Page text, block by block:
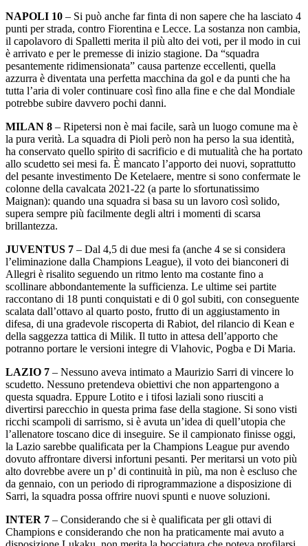
NAPOLI 10 – Si può anche far finta di non sapere che ha lasciato 4
punti per strada, contro Fiorentina e Lecce. La sostanza non cambia,
il capolavoro di Spalletti merita il più alto dei voti, per il modo in cui
è arrivato e per le premesse di inizio stagione. Da “squadra
pesantemente ridimensionata” causa partenze eccellenti, quella
azzurra è diventata una perfetta macchina da gol e da punti che ha
tutta l’aria di voler continuare così fino alla fine e che dal Mondiale
potrebbe subire davvero pochi danni.
MILAN 8 – Ripetersi non è mai facile, sarà un luogo comune ma è
la pura verità. La squadra di Pioli però non ha perso la sua identità,
ha conservato quello spirito di sacrificio e di mutualità che ha portato
allo scudetto sei mesi fa. È mancato l’apporto dei nuovi, soprattutto
del pesante investimento De Ketelaere, mentre si sono confermate le
colonne della cavalcata 2021-22 (a parte lo sfortunatissimo
Maignan): quando una squadra si basa su un lavoro così solido,
supera sempre più facilmente degli altri i momenti di scarsa
brillantezza.
JUVENTUS 7 – Dal 4,5 di due mesi fa (anche 4 se si considera
l’eliminazione dalla Champions League), il voto dei bianconeri di
Allegri è risalito seguendo un ritmo lento ma costante fino a
scollinare abbondantemente la sufficienza. Le ultime sei partite
raccontano di 18 punti conquistati e di 0 gol subiti, con conseguente
scalata dall’ottavo al quarto posto, frutto di un aggiustamento in
difesa, di una gradevole riscoperta di Rabiot, del rilancio di Kean e
della saggezza tattica di Milik. Il tutto in attesa dell’apporto che
potranno portare le versioni integre di Vlahovic, Pogba e Di Maria.
LAZIO 7 – Nessuno aveva intimato a Maurizio Sarri di vincere lo
scudetto. Nessuno pretendeva obiettivi che non appartengono a
questa squadra. Eppure Lotito e i tifosi laziali sono riusciti a
divertirsi parecchio in questa prima fase della stagione. Si sono visti
ricchi scampoli di sarrismo, si è avuta un’idea di quell’utopia che
l’allenatore toscano dice di inseguire. Se il campionato finisse oggi,
la Lazio sarebbe qualificata per la Champions League pur avendo
dovuto affrontare diversi infortuni pesanti. Per meritarsi un voto più
alto dovrebbe avere un p’ di continuità in più, ma non è escluso che
da gennaio, con un periodo di riprogrammazione a disposizione di
Sarri, la squadra possa offrire nuovi spunti e nuove soluzioni.
INTER 7 – Considerando che si è qualificata per gli ottavi di
Champions e considerando che non ha praticamente mai avuto a